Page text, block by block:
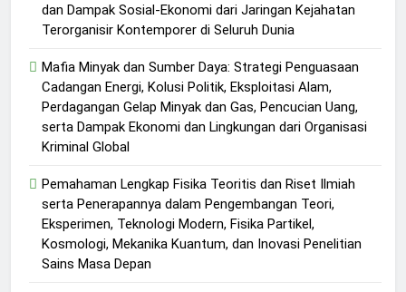
dan Dampak Sosial-Ekonomi dari Jaringan Kejahatan
Terorganisir Kontemporer di Seluruh Dunia
Mafia Minyak dan Sumber Daya: Strategi Penguasaan
Cadangan Energi, Kolusi Politik, Eksploitasi Alam,
Perdagangan Gelap Minyak dan Gas, Pencucian Uang,
serta Dampak Ekonomi dan Lingkungan dari Organisasi
Kriminal Global
Pemahaman Lengkap Fisika Teoritis dan Riset Ilmiah
serta Penerapannya dalam Pengembangan Teori,
Eksperimen, Teknologi Modern, Fisika Partikel,
Kosmologi, Mekanika Kuantum, dan Inovasi Penelitian
Sains Masa Depan